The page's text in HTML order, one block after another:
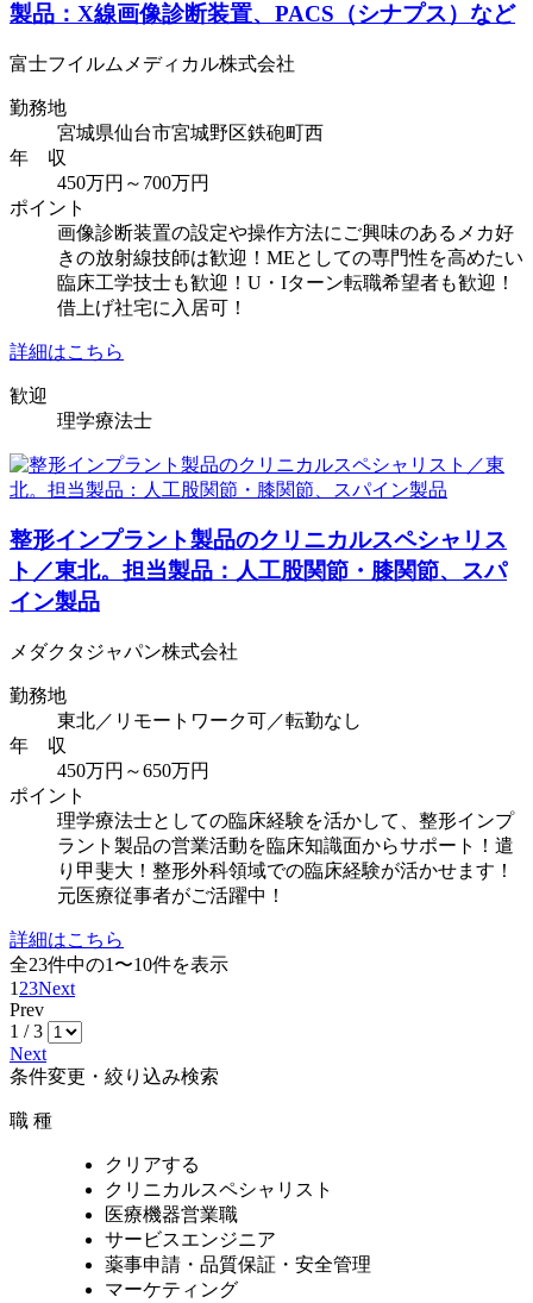
製品：X線画像診断装置、PACS（シナプス）など
富士フイルムメディカル株式会社
勤務地
宮城県仙台市宮城野区鉄砲町西
年 収
450万円～700万円
ポイント
画像診断装置の設定や操作方法にご興味のあるメカ好
きの放射線技師は歓迎！MEとしての専門性を高めたい
臨床工学技士も歓迎！U・Iターン転職希望者も歓迎！
借上げ社宅に入居可！
詳細はこちら
歓迎
理学療法士
整形インプラント製品のクリニカルスペシャリス
ト／東北。担当製品：人工股関節・膝関節、スパ
イン製品
メダクタジャパン株式会社
勤務地
東北／リモートワーク可／転勤なし
年 収
450万円～650万円
ポイント
理学療法士としての臨床経験を活かして、整形インプ
ラント製品の営業活動を臨床知識面からサポート！遣
り甲斐大！整形外科領域での臨床経験が活かせます！
元医療従事者がご活躍中！
詳細はこちら
全23件中の1〜10件を表示
1 23Next
Prev
1 / 3
Next
条件変更・絞り込み検索
職 種
クリアする
クリニカルスペシャリスト
医療機器営業職
サービスエンジニア
薬事申請・品質保証・安全管理
マーケティング